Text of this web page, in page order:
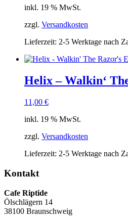
inkl. 19 % MwSt.
zzgl. Versandkosten
Lieferzeit: 2-5 Werktage nach
Helix – Walkin‘
11,00 €
inkl. 19 % MwSt.
zzgl. Versandkosten
Lieferzeit: 2-5 Werktage nach
Kontakt
Cafe Riptide
Ölschlägern 14
38100 Braunschweig